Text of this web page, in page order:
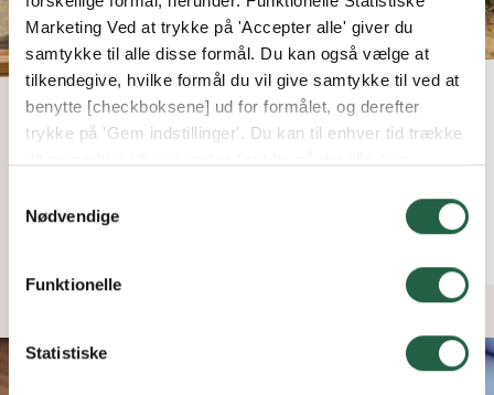
Marketing Ved at trykke på 'Accepter alle' giver du
samtykke til alle disse formål. Du kan også vælge at
tilkendegive, hvilke formål du vil give samtykke til ved at
benytte [checkboksene] ud for formålet, og derefter
trykke på 'Gem indstillinger'. Du kan til enhver tid trække
mere om vores brug af cookies og andre teknologier,
personlige oplysninger
Nødvendige
Funktionelle
Statistiske
Forarbejde
Det fundament, du vælger, påvirker både
udseendet og funktionen.
SE MERE